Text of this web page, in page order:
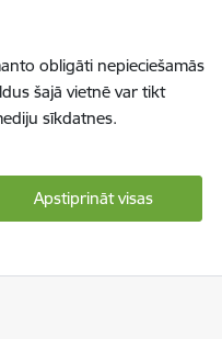
obligāti nepieciešamās
šajā vietnē var tikt
sīkdatnes.
Apstiprināt visas